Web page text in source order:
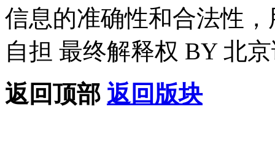
信息的准确性和合法性
自担 最终解释权 BY 北
返回顶部 返回版块